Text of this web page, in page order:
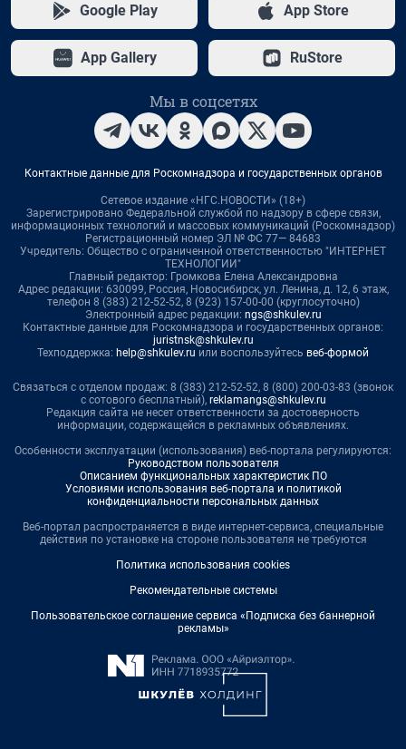
Google Play App Store
App Gallery RuStore
Мы в соцсетях
Контактные данные для Роскомнадзора и государственных органов
Сетевое издание «НГС.НОВОСТИ» (18+)
Зарегистрировано Федеральной службой по надзору в сфере связи,
информационных технологий и массовых коммуникаций (Роскомнадзор)
Регистрационный номер ЭЛ № ФС 77— 84683
Учредитель: Общество с ограниченной ответственностью "ИНТЕРНЕТ
ТЕХНОЛОГИИ"
Главный редактор: Громкова Елена Александровна
Адрес редакции: 630099, Россия, Новосибирск, ул. Ленина, д. 12, 6 этаж,
телефон 8 (383) 212-52-52, 8 (923) 157-00-00 (круглосуточно)
Электронный адрес редакции: ngs@shkulev.ru
Контактные данные для Роскомнадзора и государственных органов:
juristnsk@shkulev.ru
Техподдержка: help@shkulev.ru или воспользуйтесь веб-формой
Связаться с отделом продаж: 8 (383) 212-52-52, 8 (800) 200-03-83 (звонок
с сотового бесплатный), reklamangs@shkulev.ru
Редакция сайта не несет ответственности за достоверность
информации, содержащейся в рекламных объявлениях.
Особенности эксплуатации (использования) веб-портала регулируются:
Руководством пользователя
Описанием функциональных характеристик ПО
Условиями использования веб-портала и политикой
конфиденциальности персональных данных
Веб-портал распространяется в виде интернет-сервиса, специальные
действия по установке на стороне пользователя не требуются
Политика использования cookies
Рекомендательные системы
Пользовательское соглашение сервиса «Подписка без баннерной
рекламы»